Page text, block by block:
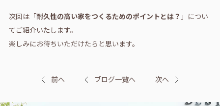
次回は「耐久性の高い家をつくるためのポイントとは？ 」につい
てご紹介いたします。
楽しみにお待ちいただけたらと思います。
前へ ブログ一覧へ 次へ